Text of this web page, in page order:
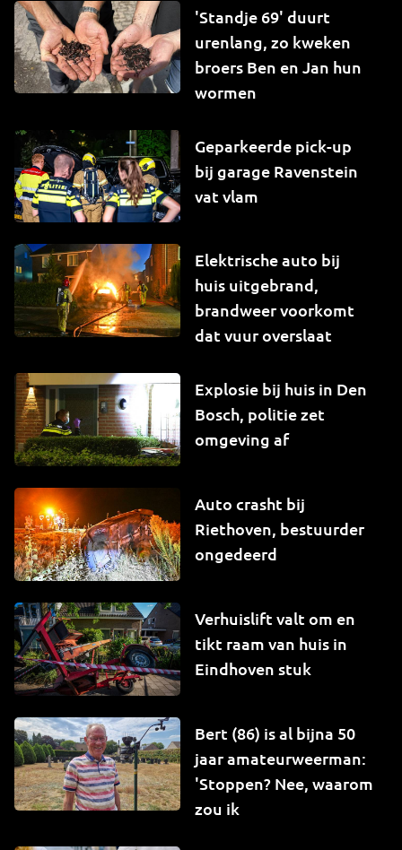
'Standje 69' duurt
urenlang, zo kweken
broers Ben en Jan hun
wormen
Geparkeerde pick-up
bij garage Ravenstein
vat vlam
Elektrische auto bij
huis uitgebrand,
brandweer voorkomt
dat vuur overslaat
Explosie bij huis in Den
Bosch, politie zet
omgeving af
Auto crasht bij
Riethoven, bestuurder
ongedeerd
Verhuislift valt om en
tikt raam van huis in
Eindhoven stuk
Bert (86) is al bijna 50
jaar amateurweerman:
'Stoppen? Nee, waarom
zou ik